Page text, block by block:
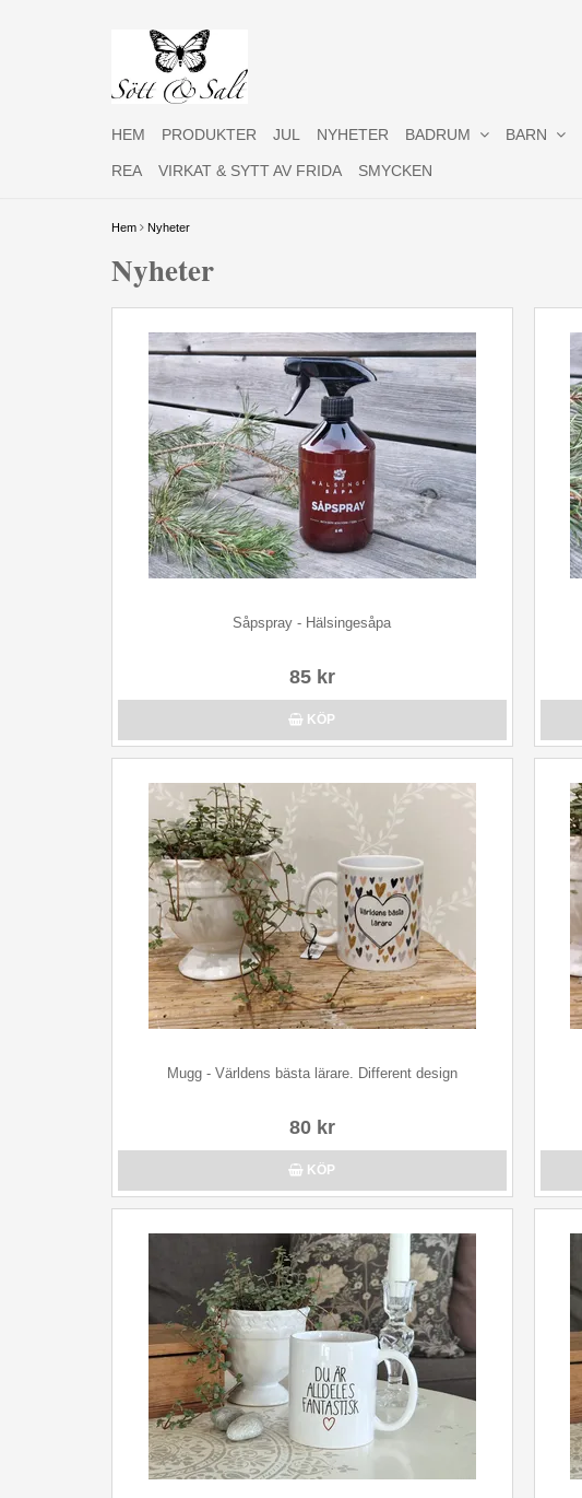
Hem Nyheter
Nyheter
Såpspray - Hälsingesåpa
85 kr
KÖP
Mugg - Världens bästa lärare. Different design
80 kr
KÖP
HEM PRODUKTER JUL NYHETER BADRUM BARN
REA VIRKAT & SYTT AV FRIDA SMYCKEN